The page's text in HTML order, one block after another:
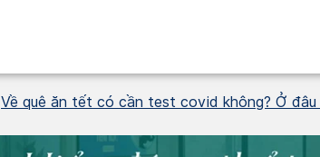
Về quê ăn tết có cần test covid không? Ở